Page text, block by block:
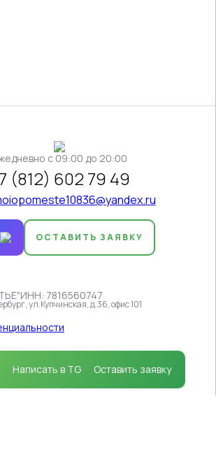
c 09:00 до 20:00
(812) 602 79 49
ОСТАВИТЬ ЗАЯВКУ
ИНН: 7816560747
ул.Купчинская, д.36, офис 101
Написать в TG Оставить заявку
сайтом, вы соглашаетесь на
которая определяет порядок их
Принимаю